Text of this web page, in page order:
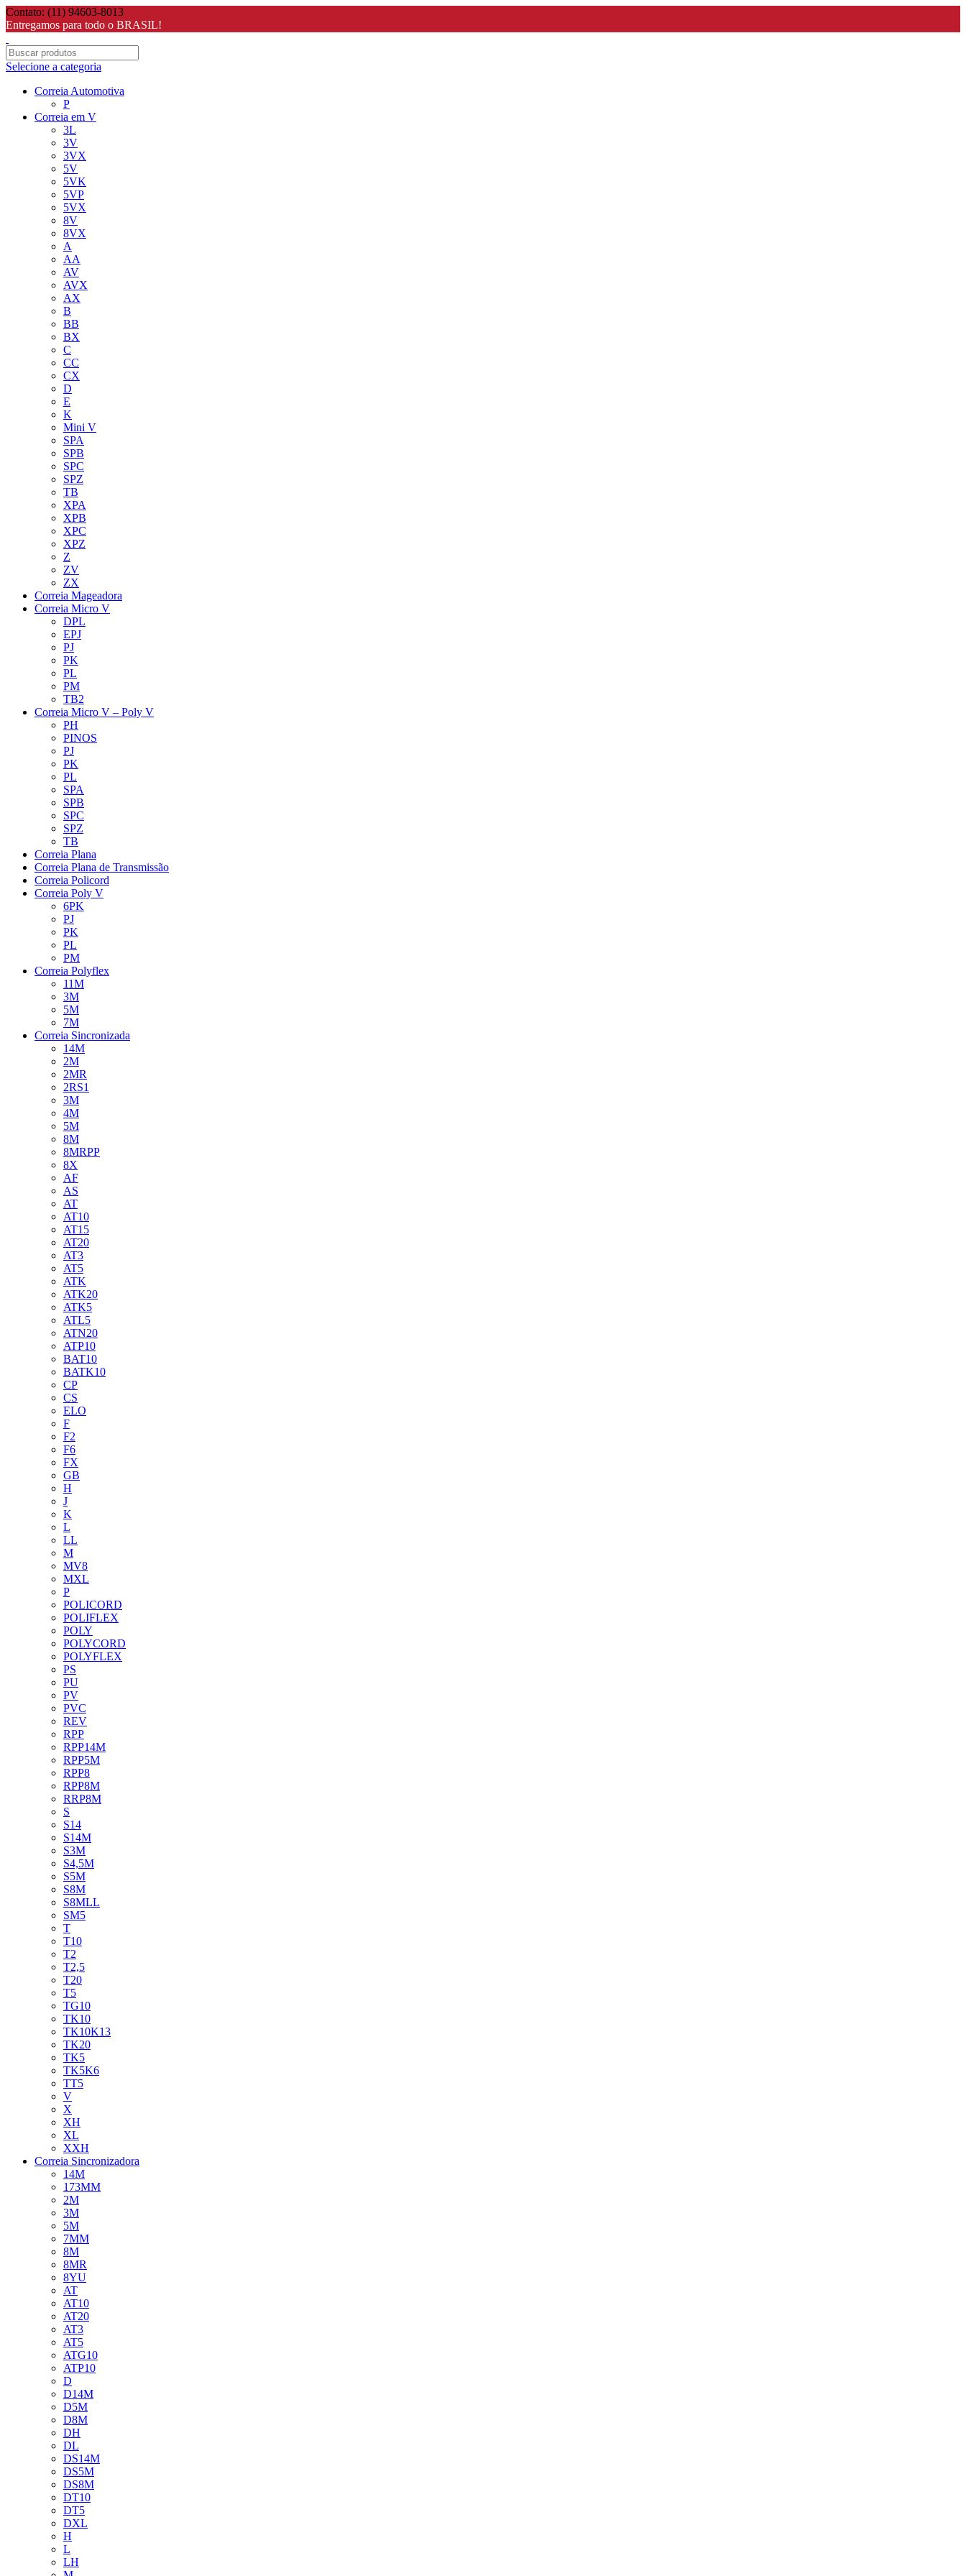
Contato: (11) 94603-8013
Entregamos para todo o BRASIL!
Selecione a categoria
Correia Automotiva
P
Correia em V
3L
3V
3VX
5V
5VK
5VP
5VX
8V
8VX
A
AA
AV
AVX
AX
B
BB
BX
C
CC
CX
D
E
K
Mini V
SPA
SPB
SPC
SPZ
TB
XPA
XPB
XPC
XPZ
Z
ZV
ZX
Correia Mageadora
Correia Micro V
DPL
EPJ
PJ
PK
PL
PM
TB2
Correia Micro V – Poly V
PH
PINOS
PJ
PK
PL
SPA
SPB
SPC
SPZ
TB
Correia Plana
Correia Plana de Transmissão
Correia Policord
Correia Poly V
6PK
PJ
PK
PL
PM
Correia Polyflex
11M
3M
5M
7M
Correia Sincronizada
14M
2M
2MR
2RS1
3M
4M
5M
8M
8MRPP
8X
AF
AS
AT
AT10
AT15
AT20
AT3
AT5
ATK
ATK20
ATK5
ATL5
ATN20
ATP10
BAT10
BATK10
CP
CS
ELO
F
F2
F6
FX
GB
H
J
K
L
LL
M
MV8
MXL
P
POLICORD
POLIFLEX
POLY
POLYCORD
POLYFLEX
PS
PU
PV
PVC
REV
RPP
RPP14M
RPP5M
RPP8
RPP8M
RRP8M
S
S14
S14M
S3M
S4,5M
S5M
S8M
S8MLL
SM5
T
T10
T2
T2,5
T20
T5
TG10
TK10
TK10K13
TK20
TK5
TK5K6
TT5
V
X
XH
XL
XXH
Correia Sincronizadora
14M
173MM
2M
3M
5M
7MM
8M
8MR
8YU
AT
AT10
AT20
AT3
AT5
ATG10
ATP10
D
D14M
D5M
D8M
DH
DL
DS14M
DS5M
DS8M
DT10
DT5
DXL
H
L
LH